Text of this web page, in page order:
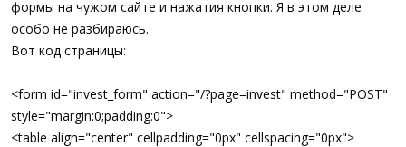
формы на чужом сайте и нажатия кнопки. Я в этом деле
особо не разбираюсь.
Вот код страницы:
<form id="invest_form" action="/?page=invest" method="POST"
style="margin:0;padding:0">
<table align="center" cellpadding="0px" cellspacing="0px">